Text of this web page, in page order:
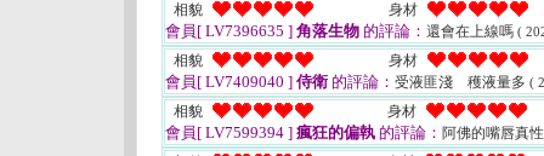
相貌 身材
會員[ LV7396635 ] 角落生物 的評論： 還會在上線嗎 (
相貌 身材
會員[ LV7409040 ] 侍衛 的評論： 受液匪淺 穫液量多 (
相貌 身材
會員[ LV7599394 ] 瘋狂的偏執 的評論： 阿佛的嘴唇真